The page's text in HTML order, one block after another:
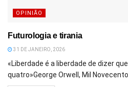
OPINIÃO
Futurologia e tirania
31 DE JANEIRO, 2026
«Liberdade é a liberdade de dizer
quatro»George Orwell, Mil